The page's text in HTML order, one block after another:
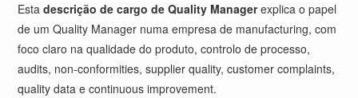
Estadescrição de cargo de Quality Managerexplica o papel
de um Quality Manager numa empresa de manufacturing, com
foco claro na qualidade do produto, controlo de processo,
audits, non-conformities, supplier quality, customer complaints,
quality data e continuous improvement.